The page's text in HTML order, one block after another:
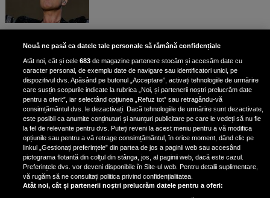
Bruce Dickinson, solistul trupei
Iron Maiden, şi-a arătat talentul
de scrimer la un concurs în Franţa
Nicki Minaj, acuzată de agresiune
de fostul manager: Detalii șocante
din proces
Nicki Minaj le-a lăudat pe...
Nouă ne pasă ca datele tale personale să rămână confidențiale
Atât noi, cât și cele683 de magazine partenere stocăm și accesăm date cu
caracter personal, de exemplu date de navigare sau identificatori unici, pe
dispozitivul dvs. Apăsând pe butonul „Acceptare”, activați tehnologiile de urmărire
care susțin scopurile indicate la rubrica „Noi, și partenerii noștri prelucrăm date
pentru a oferi:”, iar selectând opțiunea „Refuz tot” sau retragându-vă
consimțământul dvs. le dezactivați. Dacă tehnologiile de urmărire sunt dezactivate,
este posibil ca anumite conținuturi și anunțuri publicitare pe care le vedeți să nu fie
la fel de relevante pentru dvs. Puteți reveni la acest meniu pentru a vă modifica
opțiunile sau pentru a vă retrage consimțământul, în orice moment, dând clic pe
linkul „Gestionați preferințele” din partea de jos a paginii web sau accesând
pictograma flotantă din colțul din stânga, jos, al paginii web, dacă este cazul.
Preferințele dvs. vor deveni disponibile în Site-ul web. Pentru detalii suplimentare,
vă rugăm să ne consultați politica privind confidențialitatea.
Atât noi, cât și partenerii noștri prelucrăm datele pentru a oferi: